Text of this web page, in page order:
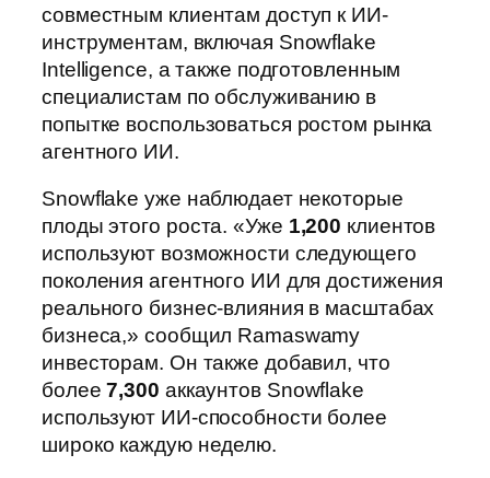
совместным клиентам доступ к ИИ-
инструментам, включая Snowflake
Intelligence, а также подготовленным
специалистам по обслуживанию в
попытке воспользоваться ростом рынка
агентного ИИ.
Snowflake уже наблюдает некоторые
плоды этого роста. «Уже 1,200 клиентов
используют возможности следующего
поколения агентного ИИ для достижения
реального бизнес-влияния в масштабах
бизнеса,» сообщил Ramaswamy
инвесторам. Он также добавил, что
более7,300 аккаунтов Snowflake
используют ИИ-способности более
широко каждую неделю.